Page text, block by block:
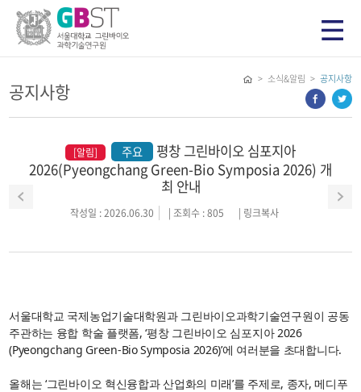
공지사항
> 소식&알림 > 공지사항
[알림] 주요
평창 그린바이오 심포지아
2026(Pyeongchang Green-Bio Symposia 2026) 개
최 안내
작성일 : 2026.06.30 | 조회수 : 805 | 링크복사
서울대학교 국제농업기술대학원과 그린바이오과학기술연구원이 공동
주관하는 융합 학술 플랫폼, ‘평창 그린바이오 심포지아 2026
(Pyeongchang Green-Bio Symposia 2026)’에 여러분을 초대합니다.
올해는 ‘그린바이오 혁신융합과 산업화의 미래’를 주제로, 종자, 메디푸